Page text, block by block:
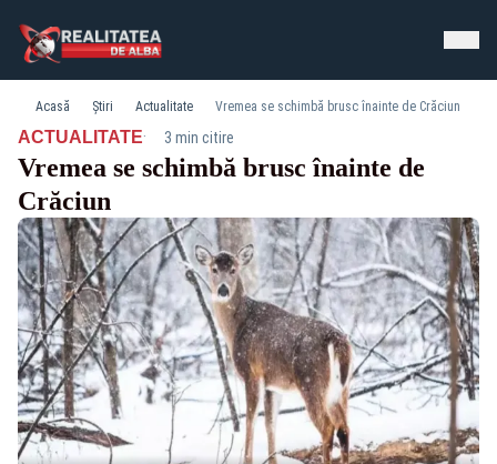
Acasă Știri Actualitate Vremea se schimbă brusc înainte de Crăciun
ACTUALITATE· 3 min citire
Vremea se schimbă brusc înainte de
Crăciun